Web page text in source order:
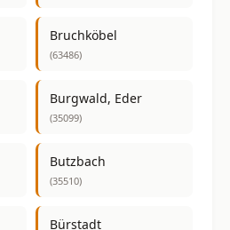
Bruchköbel
(63486)
Burgwald, Eder
(35099)
Butzbach
(35510)
Bürstadt